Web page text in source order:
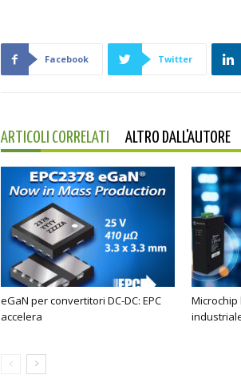
Facebook Twitter
ARTICOLI CORRELATI ALTRO DALL'AUTORE
eGaN per convertitori DC-DC: EPC
accelera
Microchip